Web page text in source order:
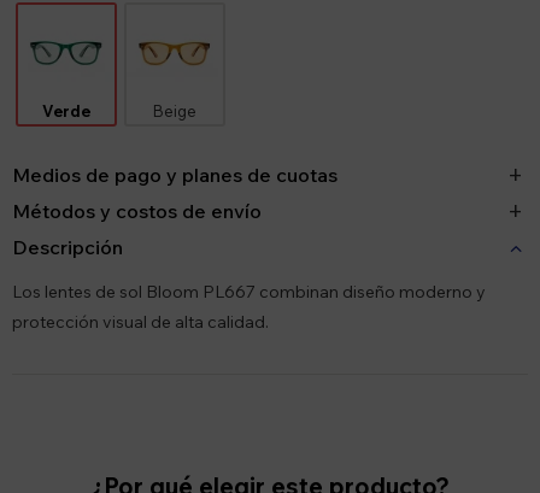
Verde Beige
Medios de pago y planes de cuotas
Métodos y costos de envío
Descripción
Los lentes de sol Bloom PL667 combinan diseño moderno y
protección visual de alta calidad.
¿Por qué elegir este producto?